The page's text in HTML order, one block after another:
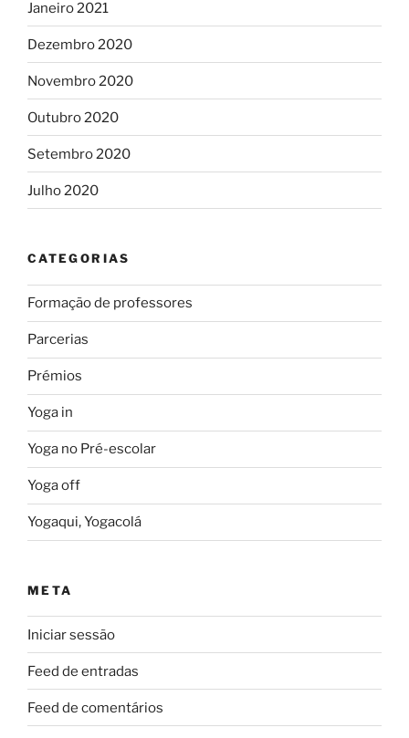
Janeiro 2021
Dezembro 2020
Novembro 2020
Outubro 2020
Setembro 2020
Julho 2020
CATEGORIAS
Formação de professores
Parcerias
Prémios
Yoga in
Yoga no Pré-escolar
Yoga off
Yogaqui, Yogacolá
META
Iniciar sessão
Feed de entradas
Feed de comentários